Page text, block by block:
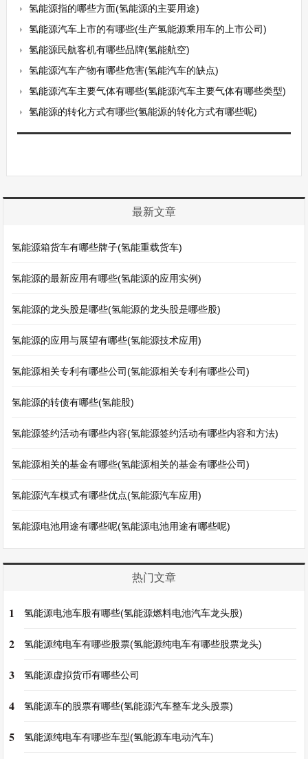
氢能源指的哪些方面(氢能源的主要用途)
氢能源汽车上市的有哪些(生产氢能源乘用车的上市公司)
氢能源民航客机有哪些品牌(氢能航空)
氢能源汽车产物有哪些危害(氢能汽车的缺点)
氢能源汽车主要气体有哪些(氢能源汽车主要气体有哪些类型)
氢能源的转化方式有哪些(氢能源的转化方式有哪些呢)
最新文章
氢能源箱货车有哪些牌子(氢能重载货车)
氢能源的最新应用有哪些(氢能源的应用实例)
氢能源的龙头股是哪些(氢能源的龙头股是哪些股)
氢能源的应用与展望有哪些(氢能源技术应用)
氢能源相关专利有哪些公司(氢能源相关专利有哪些公司)
氢能源的转债有哪些(氢能股)
氢能源签约活动有哪些内容(氢能源签约活动有哪些内容和方法)
氢能源相关的基金有哪些(氢能源相关的基金有哪些公司)
氢能源汽车模式有哪些优点(氢能源汽车应用)
氢能源电池用途有哪些呢(氢能源电池用途有哪些呢)
热门文章
1 氢能源电池车股有哪些(氢能源燃料电池汽车龙头股)
2 氢能源纯电车有哪些股票(氢能源纯电车有哪些股票龙头)
3 氢能源虚拟货币有哪些公司
4 氢能源车的股票有哪些(氢能源汽车整车龙头股票)
5 氢能源纯电车有哪些车型(氢能源车电动汽车)